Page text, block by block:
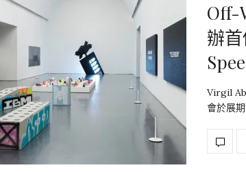
Off-
辦
Virgil
會於展